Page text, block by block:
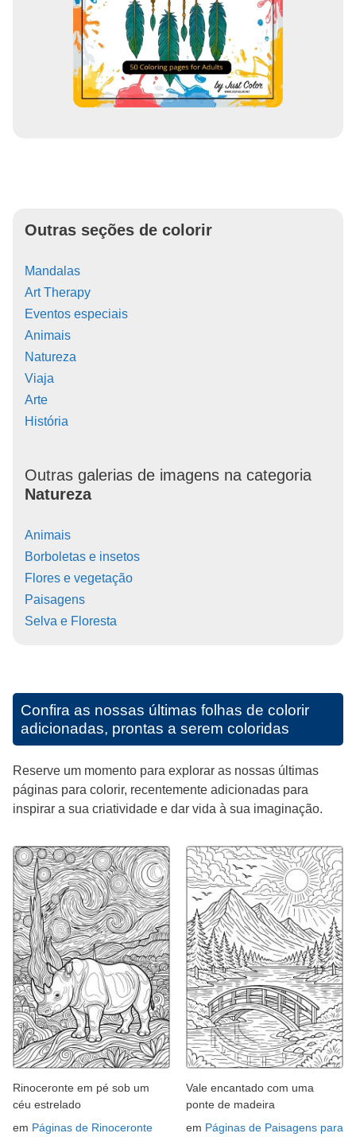
Outras seções de colorir
Mandalas
Art Therapy
Eventos especiais
Animais
Natureza
Viaja
Arte
História
Outras galerias de imagens na categoria
Natureza
Animais
Borboletas e insetos
Flores e vegetação
Paisagens
Selva e Floresta
Confira as nossas últimas folhas de colorir
adicionadas, prontas a serem coloridas
Reserve um momento para explorar as nossas últimas
páginas para colorir, recentemente adicionadas para
inspirar a sua criatividade e dar vida à sua imaginação.
Rinoceronte em pé sob um
céu estrelado
em Páginas de Rinoceronte
Vale encantado com uma
ponte de madeira
em Páginas de Paisagens para